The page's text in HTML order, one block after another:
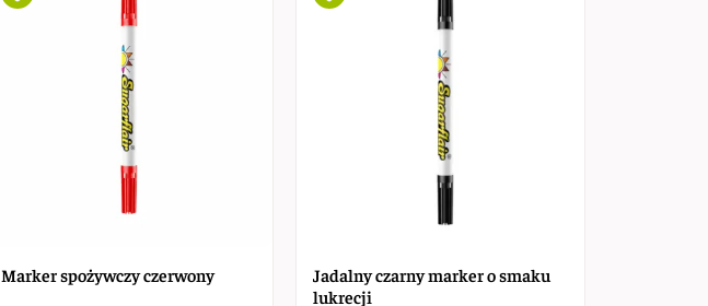
Marker spożywczy czerwony
Jadalny czarny marker o smaku
lukrecji